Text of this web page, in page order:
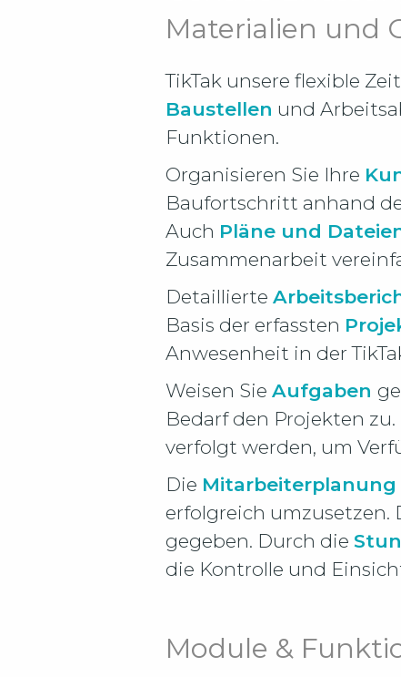
Materialien und
TikTak unsere flexible
Baustellen und
Funktionen.
Organisieren Sie Ihre
Baufortschritt anhand
Auch Pläne und
Zusammenarbeit
Detaillierte
Basis der erfassten
Anwesenheit in der
Weisen Sie Aufgaben
Bedarf den Projekten
verfolgt werden, um
Die Mitarbeiterplanung
erfolgreich umzusetzen.
gegeben. Durch die
die Kontrolle und
Module &